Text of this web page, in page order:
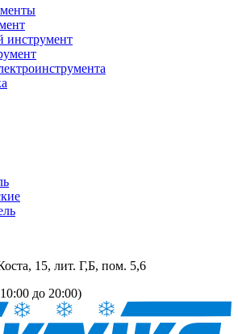
инструмент
15, лит. Г,Б, пом. 5,6
до 20:00)